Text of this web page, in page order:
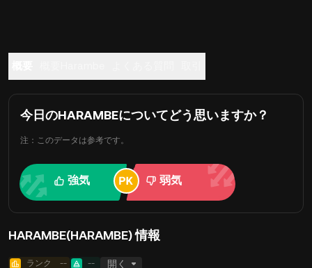
今日のHARAMBEについてどう思いますか？
注：このデータは参考です。
強気 弱気
HARAMBE(HARAMBE) 情報
ランク -- -- 開く